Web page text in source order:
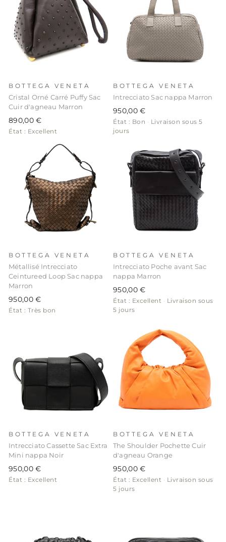
BOTTEGA VENETA
Cristal Orné Carré Puffy Sac
Cuir d'agneau Marron
890,00 €
État : Excellent
BOTTEGA VENETA
Intrecciato Sac nappa Marron
950,00 €
État : Bon · Livraison sous 5
jours
BOTTEGA VENETA
Métallisé Intrecciato
Ceintureed Loop Sac nappa
Marron
950,00 €
État : Très bon
BOTTEGA VENETA
Intrecciato Poche avant Sac
nappa Marron
950,00 €
État : Excellent · Livraison sous
5 jours
BOTTEGA VENETA
Intrecciato Cassette Sac Extra
Mini nappa Noir
950,00 €
État : Excellent
BOTTEGA VENETA
The Shoulder Pochette Cuir
d'agneau Orange
950,00 €
État : Excellent · Livraison sous
5 jours